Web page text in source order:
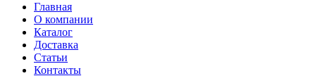
Главная
О компании
Каталог
Доставка
Статьи
Контакты